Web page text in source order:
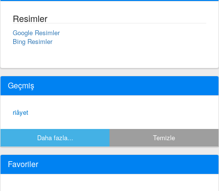
Resimler
Google Resimler
Bing Resimler
Geçmiş
riâyet
Daha fazla... Temizle
Favoriler